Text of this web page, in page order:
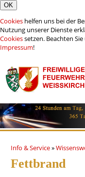
Cookies helfen uns bei der
Nutzung unserer Dienste
Cookiessetzen. Beachten
Impressum!
Info & Service»
Fettbrand